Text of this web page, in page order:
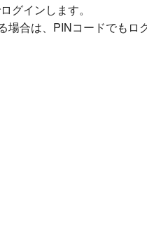
グインします。
場合は、PINコードでもロ